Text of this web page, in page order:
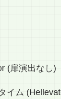
(扉演出なし)
イム